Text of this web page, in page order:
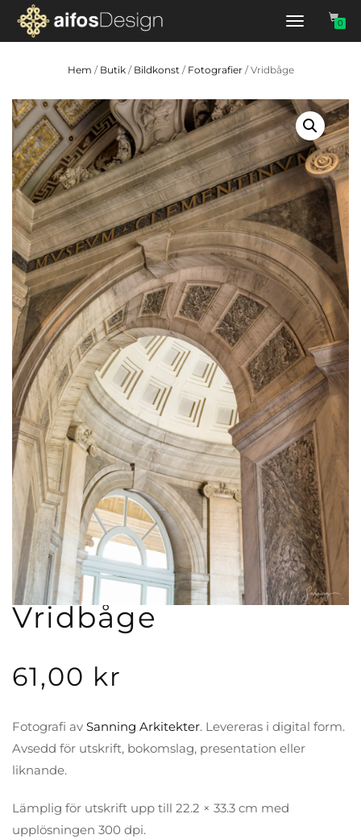
Slå
0
Hem / Butik/ Bildkonst/ Fotografier/ Vridbåge
Vridbåge
61,00 kr
Fotografi av Sanning Arkitekter. Levereras i digital form.
Avsedd för utskrift, bokomslag, presentation eller
liknande.
Lämplig för utskrift upp till 22.2 × 33.3 cm med
upplösningen 300 dpi.